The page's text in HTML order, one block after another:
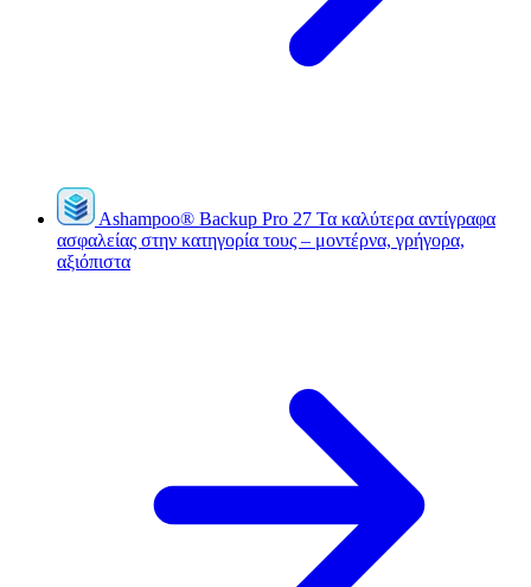
Ashampoo® Backup Pro 27 Τα καλύτερα αντίγραφα
ασφαλείας στην κατηγορία τους – μοντέρνα, γρήγορα,
αξιόπιστα